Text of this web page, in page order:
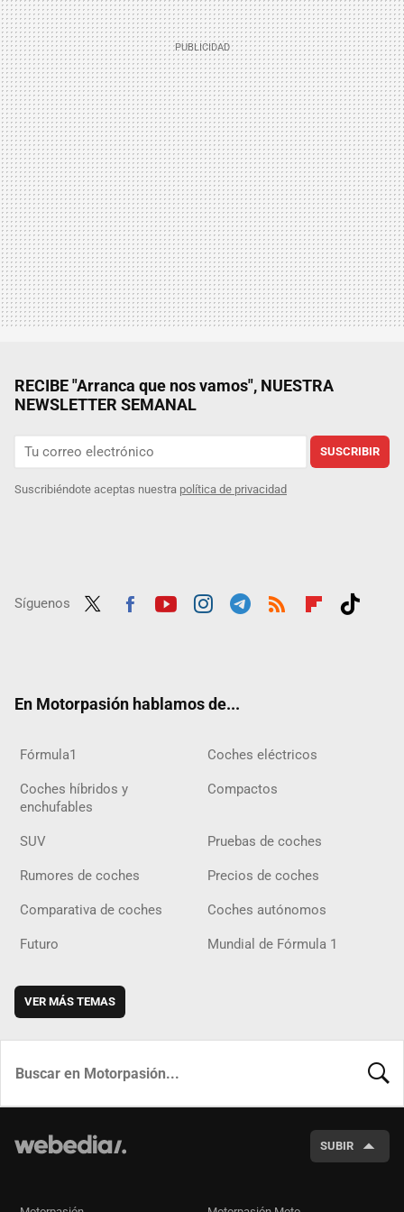
RECIBE "Arranca que nos vamos", NUESTRA
NEWSLETTER SEMANAL
SUSCRIBIR
Suscribiéndote aceptas nuestra política de privacidad
Síguenos
En Motorpasión hablamos de...
Fórmula1 Coches eléctricos
Coches híbridos y
enchufables
Compactos
SUV Pruebas de coches
Rumores de coches Precios de coches
Comparativa de coches Coches autónomos
Futuro Mundial de Fórmula 1
VER MÁS TEMAS
SUBIR